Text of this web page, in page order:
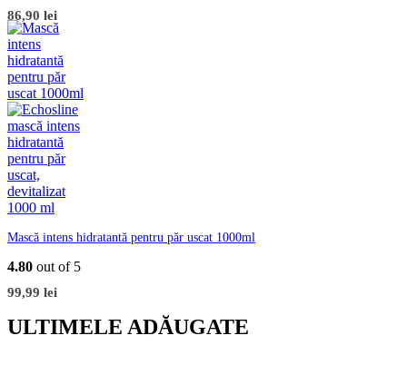
86,90 lei
Mască intens hidratantă pentru păr uscat 1000ml
4.80 out of 5
99,99 lei
ULTIMELE ADĂUGATE